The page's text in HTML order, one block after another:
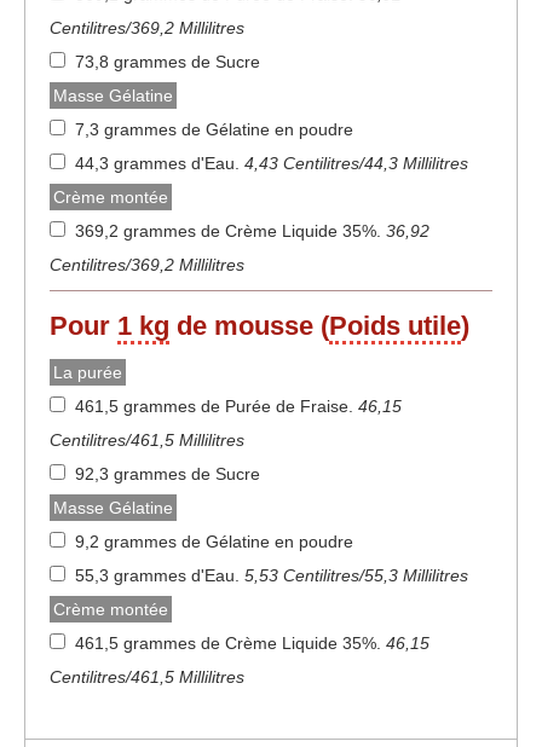
Centilitres/369,2 Millilitres
73,8 grammes de Sucre
Masse Gélatine
7,3 grammes de Gélatine en poudre
44,3 grammes d'Eau. 4,43 Centilitres/44,3 Millilitres
Crème montée
369,2 grammes de Crème Liquide 35%. 36,92
Centilitres/369,2 Millilitres
Pour 1 kg de mousse (Poids utile)
La purée
461,5 grammes de Purée de Fraise. 46,15
Centilitres/461,5 Millilitres
92,3 grammes de Sucre
Masse Gélatine
9,2 grammes de Gélatine en poudre
55,3 grammes d'Eau. 5,53 Centilitres/55,3 Millilitres
Crème montée
461,5 grammes de Crème Liquide 35%. 46,15
Centilitres/461,5 Millilitres